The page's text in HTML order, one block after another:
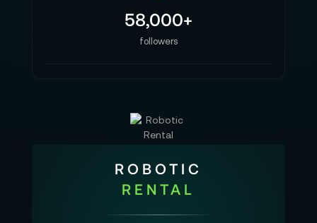
58,000+
followers
ROBOTIC
RENTAL